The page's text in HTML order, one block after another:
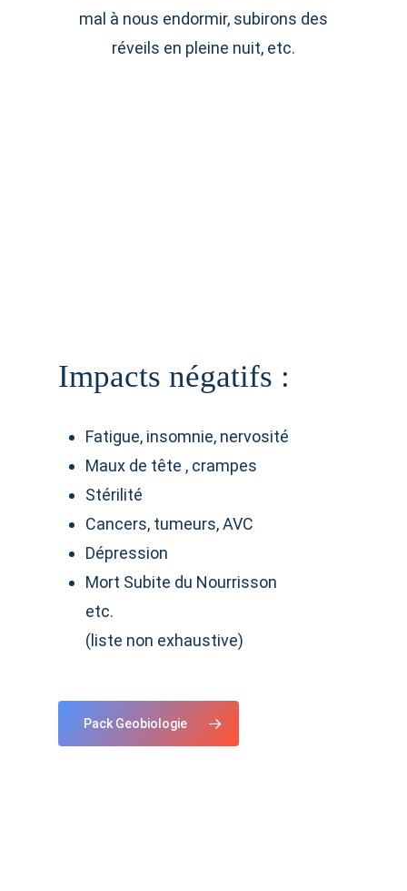
mal à nous endormir, subirons des
réveils en pleine nuit, etc.
Impacts négatifs :
Fatigue, insomnie, nervosité
Maux de tête , crampes
Stérilité
Cancers, tumeurs, AVC
Dépression
Mort Subite du Nourrisson
etc.
(liste non exhaustive)
Pack Geobiologie